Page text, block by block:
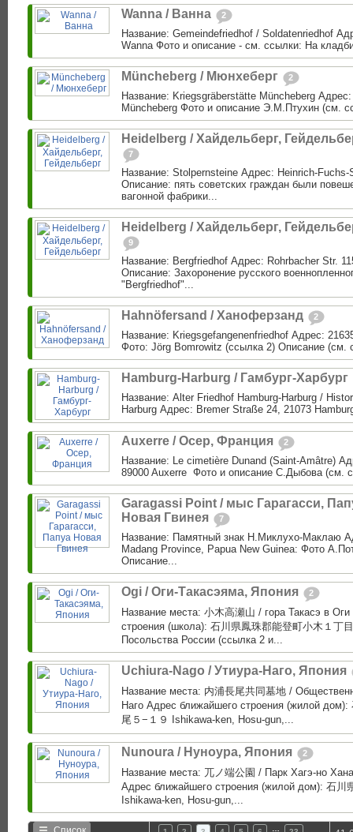
Wanna / Ванна 2
Название: Gemeindefriedhof / Soldatenriedhof
Wanna Фото и описание - см. ссылки: На
Müncheberg / Мюнхеберг 2
Название: Kriegsgräberstätte Müncheberg
Müncheberg Фото и описание Э.М.Птухин (см.
Heidelberg / Хайдельберг,
7
Название: Stolpernsteine Адрес: Heinrich-Fuchs-
Описание: пять советских граждан были
вагонной фабрики...
Heidelberg / Хайдельберг,
9
Название: Bergfriedhof Адрес: Rohrbacher Str.
Описание: Захоронение русского
"Bergfriedhof"...
Hahnöfersand / Ханоферзанд 2
Название: Kriegsgefangenenfriedhof Адрес:
Фото: Jörg Bomrowitz (ссылка 2) Описание (см.
Hamburg-Harburg / Гамбург-Харбург
Название: Alter Friedhof Hamburg-Harburg /
Harburg Адрес: Bremer Straße 24, 21073
Auxerre ‎/ Осер, Франция 2
Название: Le cimetière Dunand (Saint-Amâtre)
89000 Auxerre ‎ Фото и описание С.Дыбова (см.
Garagassi Point / мыс Гарагасси,
Новая Гвинея
7
Название: Памятный знак Н.Миклухо-Маклаю
Madang Province, Papua New Guinea: Фото
Описание...
Ogi / Оги-Такасэяма, Япония 2
Название места: 小木高瀬山 / гора Такасэ в
строения (школа): 石川県鳳珠郡能登町小木１丁
Посольства России (ссылка 2 и...
Uchiura-Nago / Утиура-Наго, Япония
Название места: 内浦長尾共同墓地 /
Наго Адрес ближайшего строения (жилой дом):
尾５−１９ Ishikawa-ken, Hosu-gun,...
Nunoura / Нуноура, Япония 2
Название места: 兀ノ端公園 / Парк Хагэ-но
Адрес ближайшего строения (жилой дом): 石川
Ishikawa-ken, Hosu-gun,...